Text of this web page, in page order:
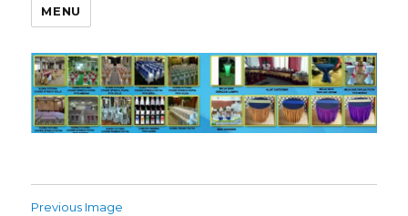
MENU
Previous Image